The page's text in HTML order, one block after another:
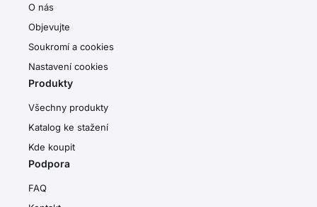
O nás
Objevujte
Soukromí a cookies
Nastavení cookies
Produkty
Všechny produkty
Katalog ke stažení
Kde koupit
Podpora
FAQ